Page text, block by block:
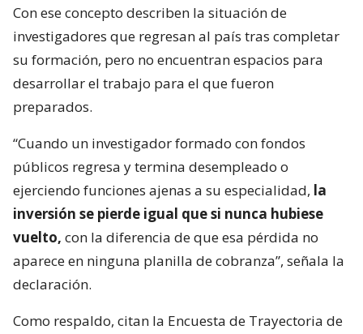
Con ese concepto describen la situación de
investigadores que regresan al país tras completar
su formación, pero no encuentran espacios para
desarrollar el trabajo para el que fueron
preparados.
“Cuando un investigador formado con fondos
públicos regresa y termina desempleado o
ejerciendo funciones ajenas a su especialidad, la
inversión se pierde igual que si nunca hubiese
vuelto, con la diferencia de que esa pérdida no
aparece en ninguna planilla de cobranza”, señala la
declaración.
Como respaldo, citan la Encuesta de Trayectoria de